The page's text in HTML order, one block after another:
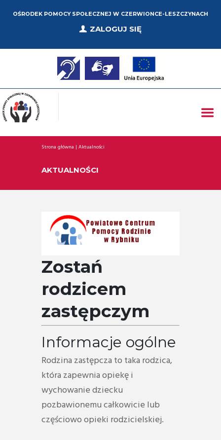
OŚRODEK POMOCY SPOŁECZNEJ W CZERWIONCE-LESZCZYNACH
ZALOGUJ SIĘ
Strona główna Aktualności
AKTUALNOŚCI
Zostań
rodzicem
zastępczym
Informacje ogólne
Rodzina zastępcza to taka rodzica,
która zapewnia opiekę i
wychowanie dziecku
pozbawionemu całkowicie lub
częściowo opieki rodzicielskiej.